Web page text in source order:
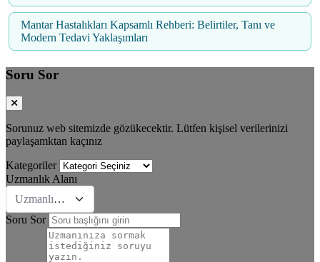
Mantar Hastalıkları Kapsamlı Rehberi: Belirtiler, Tanı ve
Modern Tedavi Yaklaşımları
Soru Sor
Sorunuz web sitemizde gözükecektir. Lütfen kişisel verilerinizi
paylaşamktan kaçınız
Kategoriler
Uzmanlık Alanı
Uzmanlık Se&#231;iniz
Soru Sor